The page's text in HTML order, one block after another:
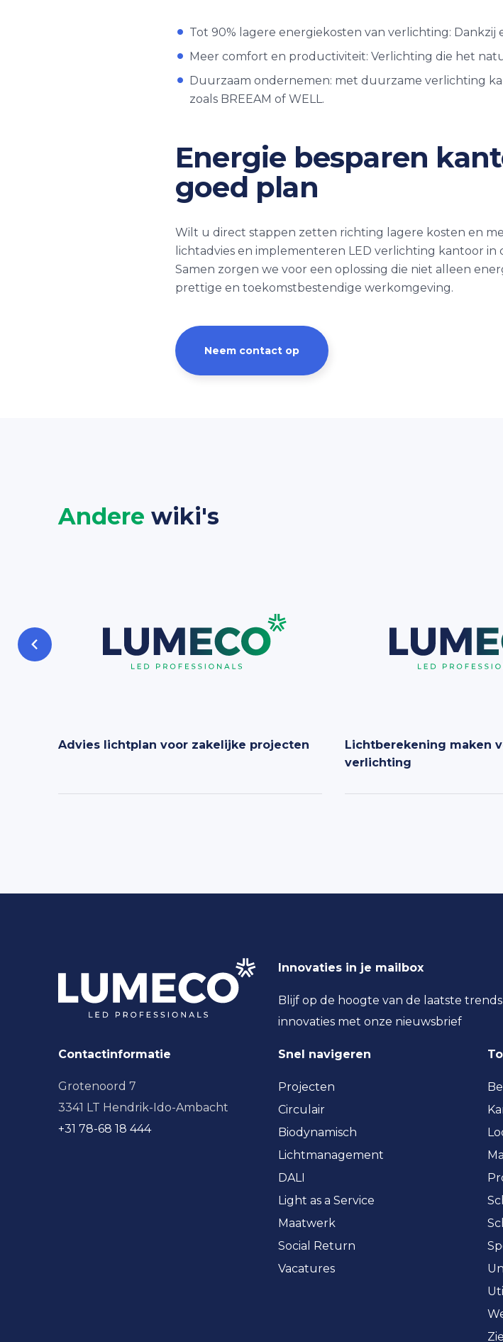
Tot 90% lagere energiekosten van verlichting:
Meer comfort en productiviteit: Verlichting die het
Duurzaam ondernemen: met duurzame verlichting
zoals BREEAM of WELL.
Energie besparen
goed plan
Wilt u direct stappen zetten richting lagere kosten en
lichtadvies en implementeren LED verlichting kantoor
Samen zorgen we voor een oplossing die niet alleen
prettige en toekomstbestendige werkomgeving.
Neem contact op
Andere wiki's
Advies lichtplan voor zakelijke projecten
Lichtberekening maken
verlichting
Innovaties in je mailbox
Blijf op de hoogte van de laatste
innovaties met onze nieuwsbrief
Contactinformatie
Grotenoord 7
3341 LT Hendrik-Ido-Ambacht
+31 78-68 18 444
Snel navigeren
Projecten
Circulair
Biodynamisch
Lichtmanagement
DALI
Light as a Service
Maatwerk
Social Return
Vacatures